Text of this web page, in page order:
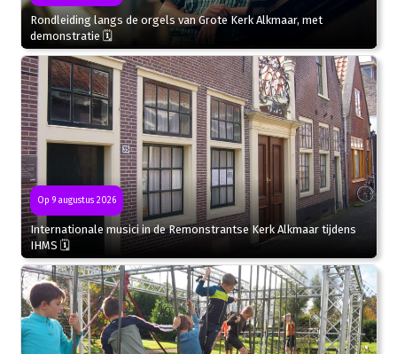
Rondleiding langs de orgels van Grote Kerk Alkmaar, met
demonstratie 🗓
Op 9 augustus 2026
Internationale musici in de Remonstrantse Kerk Alkmaar tijdens
IHMS 🗓